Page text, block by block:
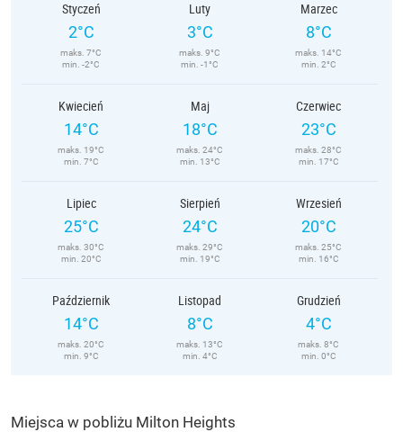
Styczeń
2°C
maks. 7°C
min. -2°C
Luty
3°C
maks. 9°C
min. -1°C
Marzec
8°C
maks. 14°C
min. 2°C
Kwiecień
14°C
maks. 19°C
min. 7°C
Maj
18°C
maks. 24°C
min. 13°C
Czerwiec
23°C
maks. 28°C
min. 17°C
Lipiec
25°C
maks. 30°C
min. 20°C
Sierpień
24°C
maks. 29°C
min. 19°C
Wrzesień
20°C
maks. 25°C
min. 16°C
Październik
14°C
maks. 20°C
min. 9°C
Listopad
8°C
maks. 13°C
min. 4°C
Grudzień
4°C
maks. 8°C
min. 0°C
Miejsca w pobliżu Milton Heights